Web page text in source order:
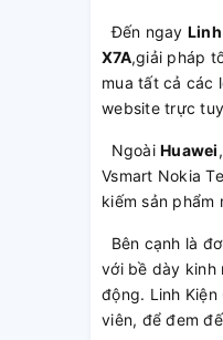
Đến ngay
X7A,giải pháp
mua tất cả các
website trực
Ngoài Huawei
Vsmart Nokia
kiếm sản phẩm
Bên cạnh là
với bề dày kinh
động. Linh
viên, để đem